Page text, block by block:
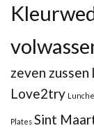
zeven zussen
Love2try
Plates Sint